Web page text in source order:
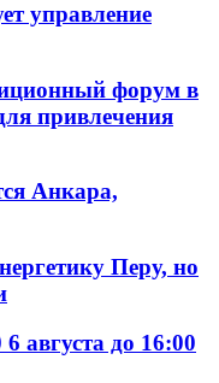
управление
форум в
привлечения
Анкара,
Перу, но
августа до 16:00